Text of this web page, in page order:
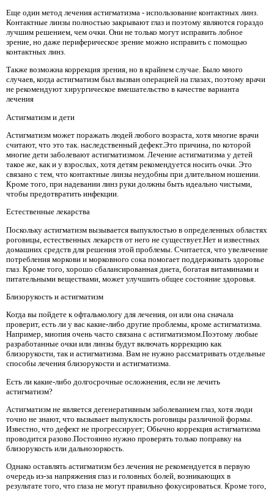
Еще один метод лечения астигматизма - использование контактных линз.
Контактные линзы полностью закрывают глаз и поэтому являются гораздо
лучшим решением, чем очки. Они не только могут исправить лобное
зрение, но даже периферическое зрение можно исправить с помощью
контактных линз.
Также возможна коррекция зрения, но в крайнем случае. Было много
случаев, когда астигматизм был вызван операцией на глазах, поэтому врачи
не рекомендуют хирургическое вмешательство в качестве варианта
лечения
Астигматизм и дети
Астигматизм может поражать людей любого возраста, хотя многие врачи
считают, что это так. наследственный дефект.Это причина, по которой
многие дети заболевают астигматизмом. Лечение астигматизма у детей
такое же, как и у взрослых, хотя детям рекомендуется носить очки. Это
связано с тем, что контактные линзы неудобны при длительном ношении.
Кроме того, при надевании линз руки должны быть идеально чистыми,
чтобы предотвратить инфекции.
Естественные лекарства
Поскольку астигматизм вызывается выпуклостью в определенных областях
роговицы, естественных лекарств от него не существует.Нет и известных
домашних средств для решения этой проблемы. Считается, что увеличение
потребления моркови и морковного сока помогает поддерживать здоровье
глаз. Кроме того, хорошо сбалансированная диета, богатая витаминами и
питательными веществами, может улучшить общее состояние здоровья.
Близорукость и астигматизм
Когда вы пойдете к офтальмологу для лечения, он или она сначала
проверит, есть ли у вас какие-либо другие проблемы, кроме астигматизма.
Например, миопия очень часто связана с астигматизмом.Поэтому любые
разработанные очки или линзы будут включать коррекцию как
близорукости, так и астигматизма. Вам не нужно рассматривать отдельные
способы лечения близорукости и астигматизма.
Есть ли какие-либо долгосрочные осложнения, если не лечить
астигматизм?
Астигматизм не является дегенеративным заболеванием глаз, хотя люди
точно не знают, что вызывает выпуклость роговицы различной формы.
Известно, что дефект не прогрессирует; Обычно коррекция астигматизма
проводится разово.Постоянно нужно проверять только поправку на
близорукость или дальнозоркость.
Однако оставлять астигматизм без лечения не рекомендуется в первую
очередь из-за напряжения глаз и головных болей, возникающих в
результате того, что глаза не могут правильно фокусироваться. Кроме того,